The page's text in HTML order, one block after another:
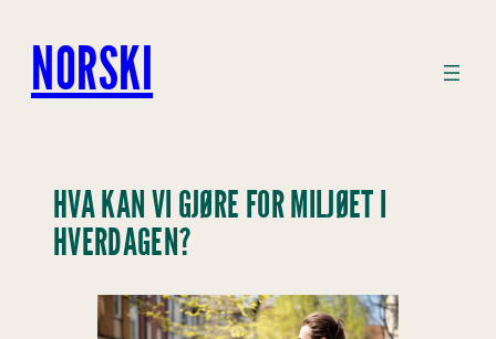
innhold
NORSKI
HVA KAN VI GJØRE FOR MILJØET I
HVERDAGEN?